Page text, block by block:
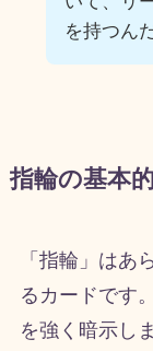
を持つんだ
指輪の基本
「指輪」はあ
るカードです
を強く暗示し